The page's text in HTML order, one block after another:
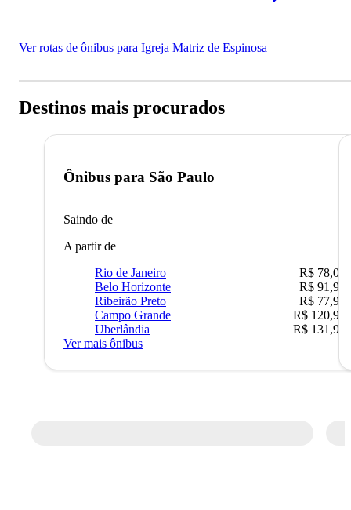
Ver rotas de ônibus para Igreja Matriz de Espinosa
Destinos mais procurados
Ônibus para São Paulo
Saindo de
A partir de
Rio de Janeiro
R$ 78,02
Belo Horizonte
R$ 91,90
Ribeirão Preto
R$ 77,90
Campo Grande
R$ 120,90
Uberlândia
R$ 131,90
Ver mais ônibus